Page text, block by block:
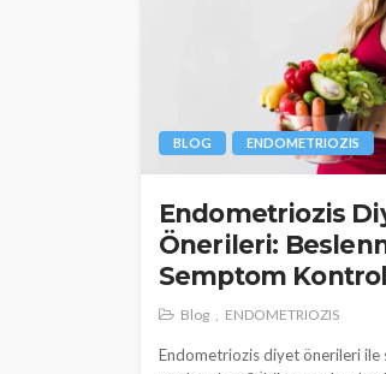
BLOG ENDOMETRIOZIS
Endometriozis
Önerileri:
Semptom
Blog ENDOMETRIOZIS
Endometriozis diyet önerileri